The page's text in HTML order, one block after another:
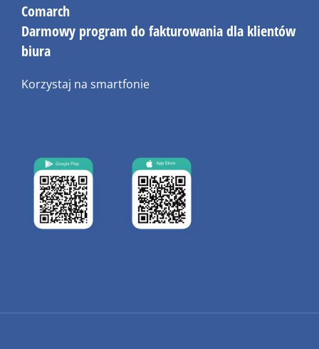
Comarch
Darmowy program do fakturowania dla klientów
biura
Korzystaj na smartfonie